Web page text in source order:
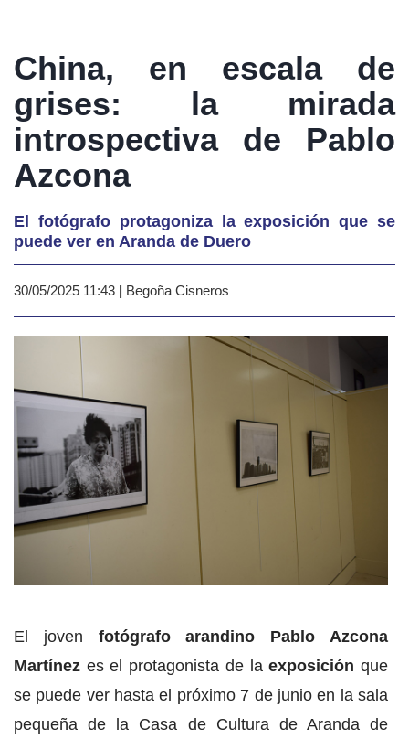
China, en escala de
grises: la mirada
introspectiva de Pablo
Azcona
El fotógrafo protagoniza la exposición que se
puede ver en Aranda de Duero
30/05/2025 11:43 | Begoña Cisneros
El joven fotógrafo arandino Pablo Azcona
Martínez es el protagonista de laexposición que
se puede ver hasta el próximo 7 de junio en la sala
pequeña de la Casa de Cultura de Aranda de